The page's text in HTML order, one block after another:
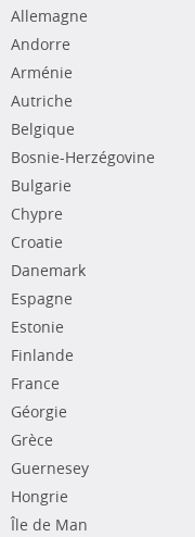
Allemagne
Andorre
Arménie
Autriche
Belgique
Bosnie-Herzégovine
Bulgarie
Chypre
Croatie
Danemark
Espagne
Estonie
Finlande
France
Géorgie
Grèce
Guernesey
Hongrie
Île de Man